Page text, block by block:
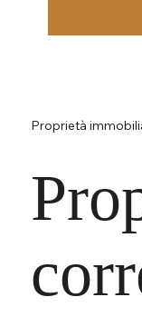
Proprietà